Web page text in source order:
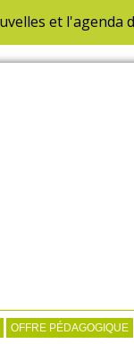
OFFRE PÉDAGOGIQUE